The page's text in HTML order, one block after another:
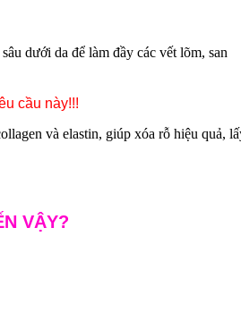
dưới da để làm đầy các vết lõm, san
cầu này!!!
và elastin, giúp xóa rỗ hiệu quả,
VẬY?